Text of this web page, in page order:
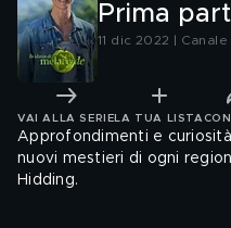
Prima
11 dic 2022 | Canale
VAI ALLA SERIE LA TUA LISTA
Approfondimenti e
nuovi mestieri di ogni
Hidding.